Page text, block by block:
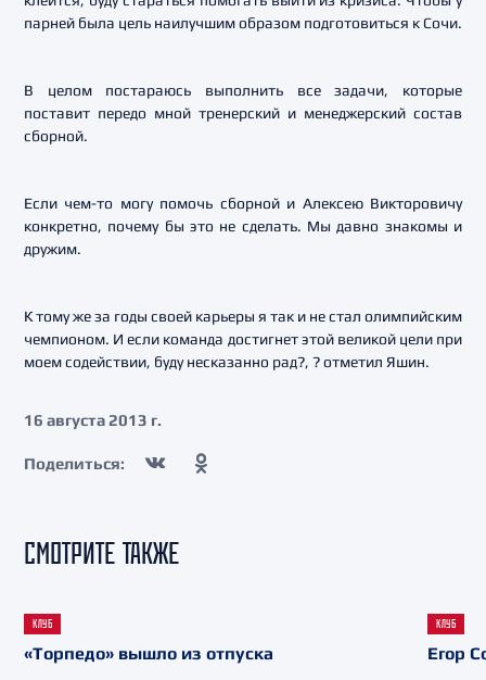
парней была цель наилучшим образом подготовиться к Сочи.
В целом постараюсь выполнить все задачи, которые
поставит передо мной тренерский и менеджерский состав
сборной.
Если чем-то могу помочь сборной и Алексею Викторовичу
конкретно, почему бы это не сделать. Мы давно знакомы и
дружим.
К тому же за годы своей карьеры я так и не стал олимпийским
чемпионом. И если команда достигнет этой великой цели при
моем содействии, буду несказанно рад?, ? отметил Яшин.
16 августа 2013 г.
Поделиться:
СМОТРИТЕ ТАКЖЕ
КЛУБ
«Торпедо» вышло из отпуска
КЛУБ
Егор